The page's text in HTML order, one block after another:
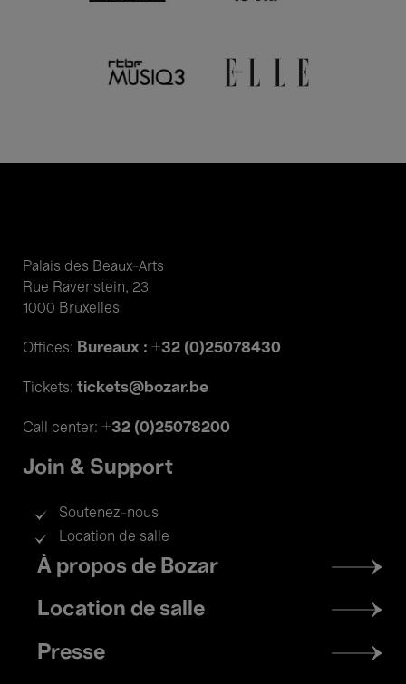
Palais des Beaux-Arts
Rue Ravenstein, 23
1000 Bruxelles
Offices: Bureaux : +32 (0)25078430
Tickets: tickets@bozar.be
Call center: +32 (0)25078200
Join & Support
Soutenez-nous
Location de salle
Footer
menu
À propos de Bozar
Location de salle
Presse